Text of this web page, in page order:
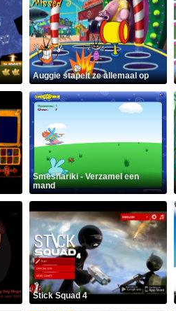
Auggie stapelt ze allemaal op
Smeshariki - Verzamel een
mand
Stick Squad 4